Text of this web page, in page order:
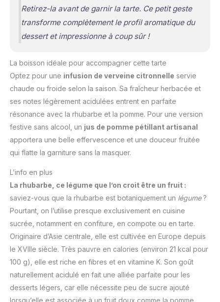
Retirez-la avant de garnir la tarte. Ce petit geste
transforme complètement le profil aromatique du
dessert et impressionne à coup sûr !
La boisson idéale pour accompagner cette tarte
Optez pour une infusion de verveine citronnelle servie
chaude ou froide selon la saison. Sa fraîcheur herbacée et
ses notes légèrement acidulées entrent en parfaite
résonance avec la rhubarbe et la pomme. Pour une version
festive sans alcool, un jus de pomme pétillant artisanal
apportera une belle effervescence et une douceur fruitée
qui flatte la garniture sans la masquer.
L’info en plus
La rhubarbe, ce légume que l’on croit être un fruit :
saviez-vous que la rhubarbe est botaniquement un légume?
Pourtant, on l’utilise presque exclusivement en cuisine
sucrée, notamment en confiture, en compote ou en tarte.
Originaire d’Asie centrale, elle est cultivée en Europe depuis
le XVIIIe siècle. Très pauvre en calories (environ 21 kcal pour
100 g), elle est riche en fibres et en vitamine K. Son goût
naturellement acidulé en fait une alliée parfaite pour les
desserts légers, car elle nécessite peu de sucre ajouté
lorsqu’elle est associée à un fruit doux comme la pomme.